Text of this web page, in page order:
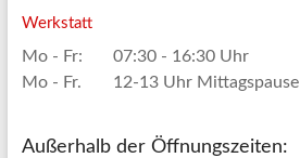
Werkstatt
Mo - Fr:
07:30 - 16:30 Uhr
Mo - Fr.
12-13 Uhr Mittagspause
Außerhalb der Öffnungszeiten: